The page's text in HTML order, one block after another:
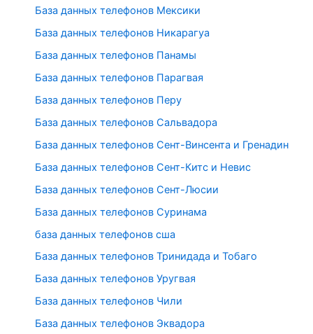
База данных телефонов Мексики
База данных телефонов Никарагуа
База данных телефонов Панамы
База данных телефонов Парагвая
База данных телефонов Перу
База данных телефонов Сальвадора
База данных телефонов Сент-Винсента и Гренадин
База данных телефонов Сент-Китс и Невис
База данных телефонов Сент-Люсии
База данных телефонов Суринама
база данных телефонов сша
База данных телефонов Тринидада и Тобаго
База данных телефонов Уругвая
База данных телефонов Чили
База данных телефонов Эквадора